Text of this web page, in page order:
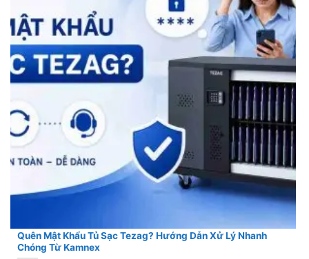
Quên Mật Khẩu Tủ Sạc Tezag? Hướng Dẫn Xử Lý Nhanh
Chóng Từ Kamnex